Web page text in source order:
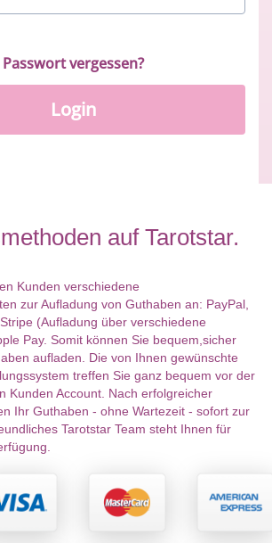
Login
Passwort vergessen?
auf Tarotstar.
Kunden verschiedene
zur Aufladung von Guthaben an: PayPal,
(Aufladung über verschiedene
Pay. Somit können Sie bequem,sicher
aufladen. Die von Ihnen gewünschte
treffen Sie ganz bequem vor der
Kunden Account. Nach erfolgreicher
Ihr Guthaben - ohne Wartezeit - sofort zur
Tarotstar Team steht Ihnen für